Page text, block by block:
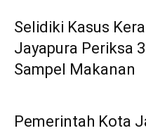
Selidiki Kasus
Jayapura Periksa
Sampel Makanan
Pemerintah Kota